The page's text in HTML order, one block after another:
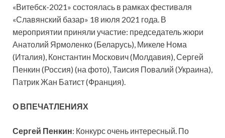
«Витебск-2021» состоялась в рамках фестиваля
«Славянский базар» 18 июля 2021 года. В
мероприятии приняли участие: председатель жюри
Анатолий Ярмоленко (Беларусь), Микеле Нома
(Италия), Константин Москович (Молдавия), Сергей
Пенкин (Россия) (на фото), Таисия Повалий (Украина),
Патрик Жан Батист (Франция).
О ВПЕЧАТЛЕНИЯХ
Сергей Пенкин: Конкурс очень интересный. По